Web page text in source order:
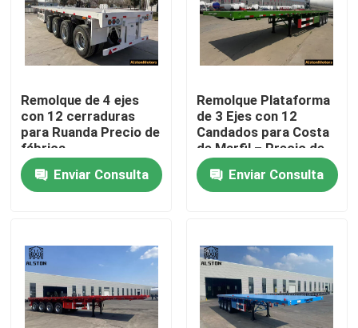
Productos
Sobre nosotros
Remolque de 4 ejes
con 12 cerraduras
para Ruanda Precio de
fábrica
Enviar Consulta
Remolque Plataforma
de 3 Ejes con 12
Candados para Costa
de Marfil – Precio de
Fábrica
Enviar Consulta